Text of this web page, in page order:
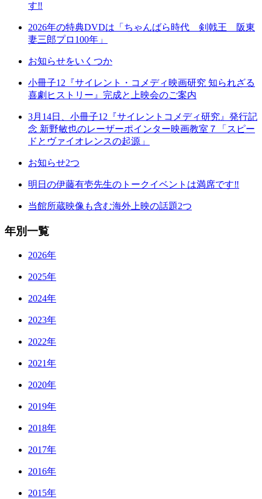
す‼
2026年の特典DVDは「ちゃんばら時代 剣戟王 阪東
妻三郎プロ100年」
お知らせをいくつか
小冊子12『サイレント・コメディ映画研究 知られざる
喜劇ヒストリー』完成と上映会のご案内
3月14日、小冊子12『サイレントコメディ研究』発行記
念 新野敏也のレーザーポインター映画教室７「スピー
ドとヴァイオレンスの起源」
お知らせ2つ
明日の伊藤有壱先生のトークイベントは満席です‼
当館所蔵映像も含む海外上映の話題2つ
年別一覧
2026年
2025年
2024年
2023年
2022年
2021年
2020年
2019年
2018年
2017年
2016年
2015年